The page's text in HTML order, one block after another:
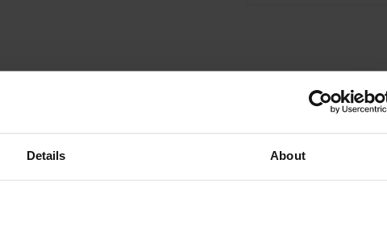
Details About